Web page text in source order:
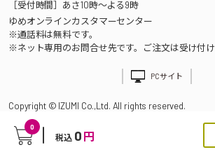
0
税込 0 円
［受付時間］あさ10時～よる9時
ゆめオンラインカスタマーセンター
※通話料は無料です。
※ネット専用のお問合せ先です。ご注文は受け付け
PCサイト
Copyright © IZUMI Co.,Ltd. All rights reserved.